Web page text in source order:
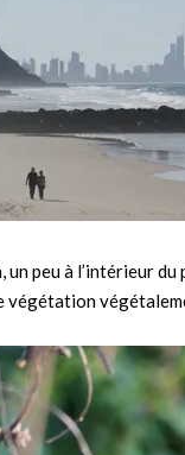
peu à l’intérieur
végétation